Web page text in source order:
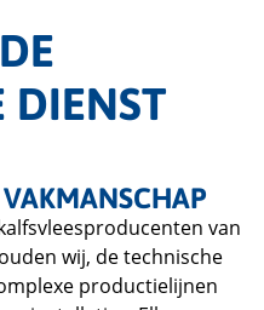
DIENST
van
wij, de technische
productielijnen